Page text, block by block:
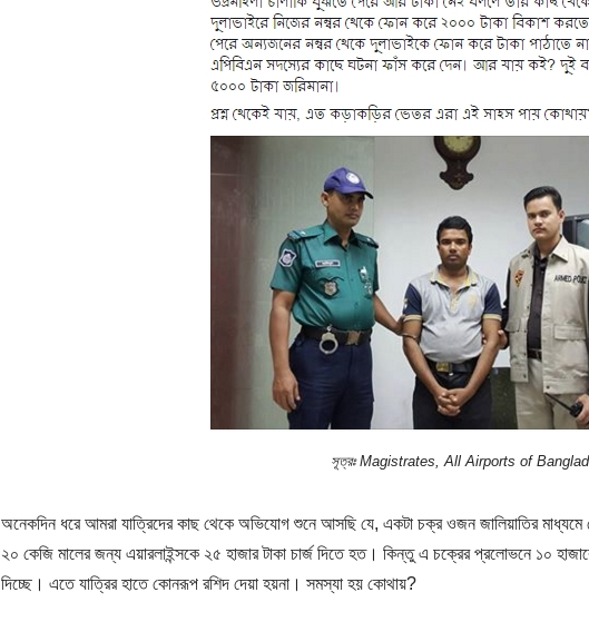
সূত্রঃ Magistrates, All Airports of
অনেকদিন ধরে আমরা যাত্রিদের কাছ থেকে অভিযোগ শুনে আসছি যে, একটা চক্র ওজন জালিয়াতির মাধ্যমে
২০ কেজি মালের জন্য এয়ারলাইন্সকে ২৫ হাজার টাকা চার্জ দিতে হত। কিন্তু এ চক্রের প্রলোভনে ১০
দিচ্ছে। এতে যাত্রির হাতে কোনরূপ রশিদ দেয়া হয়না। সমস্যা হয় কোথায়?